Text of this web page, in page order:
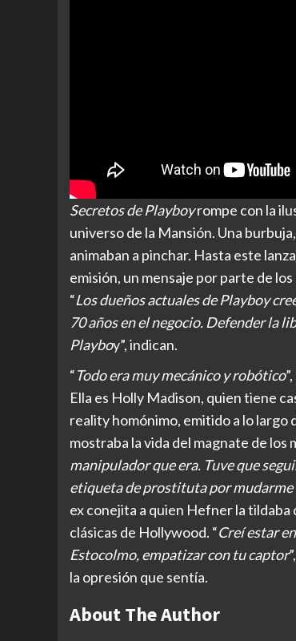
Secretos de Playboyrompe con la
universo de la Mansión. Una
animaban a pinchar. Hasta este
emisión, un mensaje por parte de
“Los dueños actuales de Playboy
70 años en el negocio. Defender la
Playboy”, indican.
“Todo era muy mecánico y robótico
Ella es Holly Madison, quien tiene
reality homónimo, emitido a lo largo
mostraba la vida del magnate de los
manipulador que era. Tuve que
etiqueta de prostituta por mudarme
ex conejita a quien Hefner la tildaba
clásicas de Hollywood. “Creí estar
Estocolmo, empatizar con tu captor
la opresión que sentía.
About The Author